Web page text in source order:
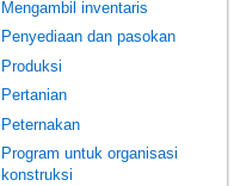
Mengambil inventaris
Penyediaan dan pasokan
Produksi
Pertanian
Peternakan
Program untuk organisasi
konstruksi